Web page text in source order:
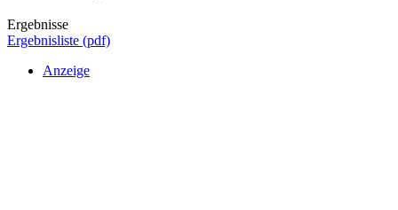
Ergebnisse
Ergebnisliste (pdf)
Anzeige